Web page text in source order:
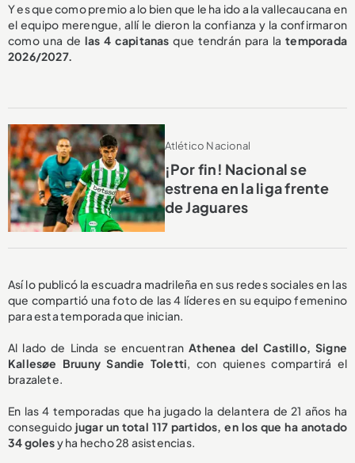
Y es que como premio a lo bien que le ha ido a la vallecaucana en
el equipo merengue, allí le dieron la confianza y la confirmaron
como una de las 4 capitanasque tendrán para latemporada
2026/2027.
Atlético Nacional
¡Por fin! Nacional se
estrena en la liga frente
de Jaguares
Así lo publicó la escuadra madrileña en sus redes sociales en las
que compartió una foto de las 4 líderes en su equipo femenino
para esta temporada que inician.
Al lado de Linda se encuentranAthenea del Castillo, Signe
Kallesøe Bruuny Sandie Toletti, con quienes compartirá el
brazalete.
En las 4 temporadas que ha jugado la delantera de 21 años ha
conseguido jugar un total 117 partidos, en los que ha anotado
34 golesy ha hecho 28 asistencias.